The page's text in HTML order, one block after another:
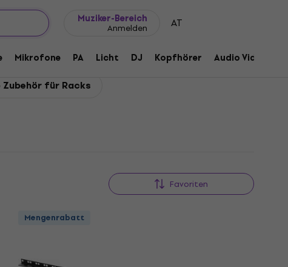
Muziker-Bereich
Anmelden AT
Mikrofone PA Licht DJ Kopfhörer Audio Video
Zubehör für Racks
Favoriten
Mengenrabatt